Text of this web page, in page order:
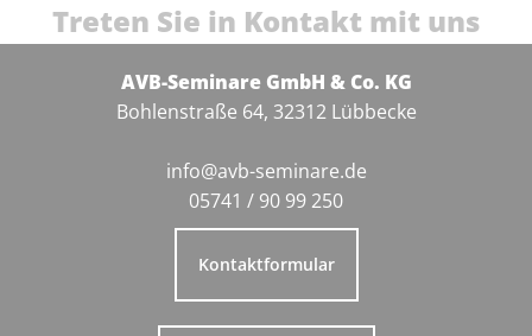
Treten Sie in Kontakt mit uns
AVB-Seminare GmbH & Co. KG
Bohlenstraße 64, 32312 Lübbecke
info@avb-seminare.de
05741 / 90 99 250
Kontaktformular